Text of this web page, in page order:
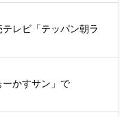
レビ「テッパン朝ラ
かすサン」で